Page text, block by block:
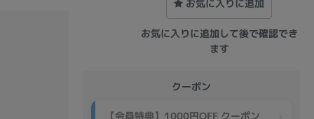
お気に入りに追加
お気に入りに追加して後で確認でき
ます
クーポン
【会員特典】1000円OFF クーポン
Ryzen 5